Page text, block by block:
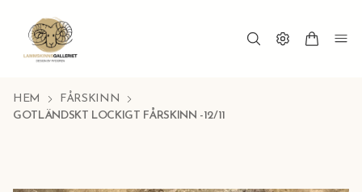
HEM
FÅRSKINN
GOTLÄNDSKT LOCKIGT FÅRSKINN -12/11